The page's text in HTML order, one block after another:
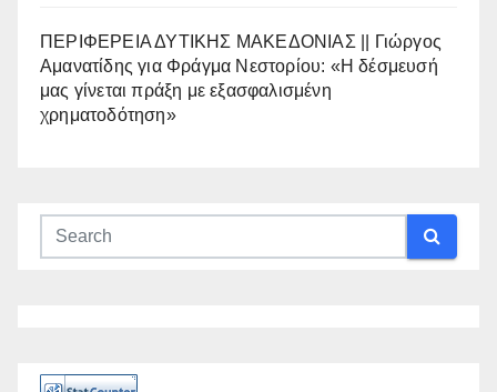
ΠΕΡΙΦΕΡΕΙΑ ΔΥΤΙΚΗΣ ΜΑΚΕΔΟΝΙΑΣ || Γιώργος
Αμανατίδης για Φράγμα Νεστορίου: «Η δέσμευσή
μας γίνεται πράξη με εξασφαλισμένη
χρηματοδότηση»